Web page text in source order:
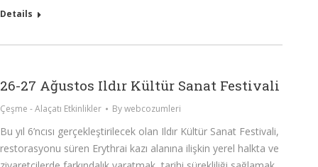
Details
26-27 Ağustos Ildır Kültür Sanat Festivali
Çeşme - Alaçatı Etkinlikler Bywebcozumleri
Bu yıl 6’ncısı gerçekleştirilecek olan Ildır Kültür Sanat Festivali,
restorasyonu süren Erythrai kazı alanına ilişkin yerel halkta ve